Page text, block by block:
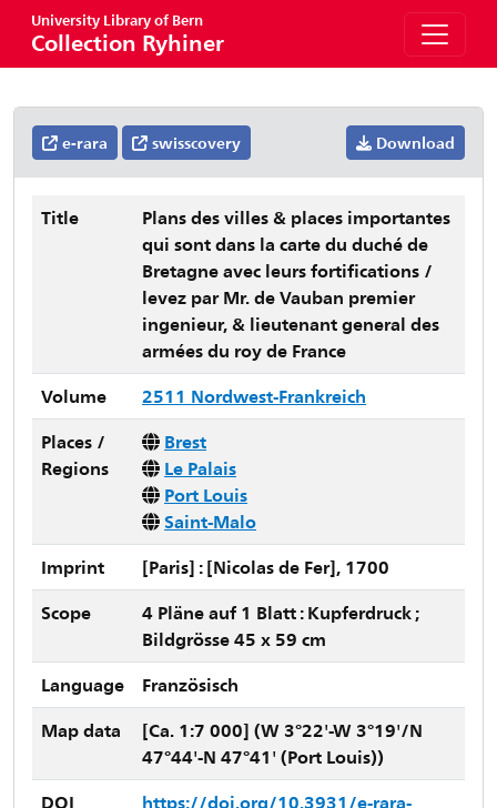
University Library of Bern
Collection Ryhiner
e-rara swisscovery Download
Title
Plans des villes & places importantes
qui sont dans la carte du duché de
Bretagne avec leurs fortifications /
levez par Mr. de Vauban premier
ingenieur, & lieutenant general des
armées du roy de France
Volume
2511 Nordwest-Frankreich
Places /
Regions
Brest
Le Palais
Port Louis
Saint-Malo
Imprint
[Paris] : [Nicolas de Fer], 1700
Scope
4 Pläne auf 1 Blatt : Kupferdruck ;
Bildgrösse 45 x 59 cm
Language
Französisch
Map data
[Ca. 1:7 000] (W 3°22'-W 3°19'/N
47°44'-N 47°41' (Port Louis))
DOI
https://doi.org/10.3931/e-rara-